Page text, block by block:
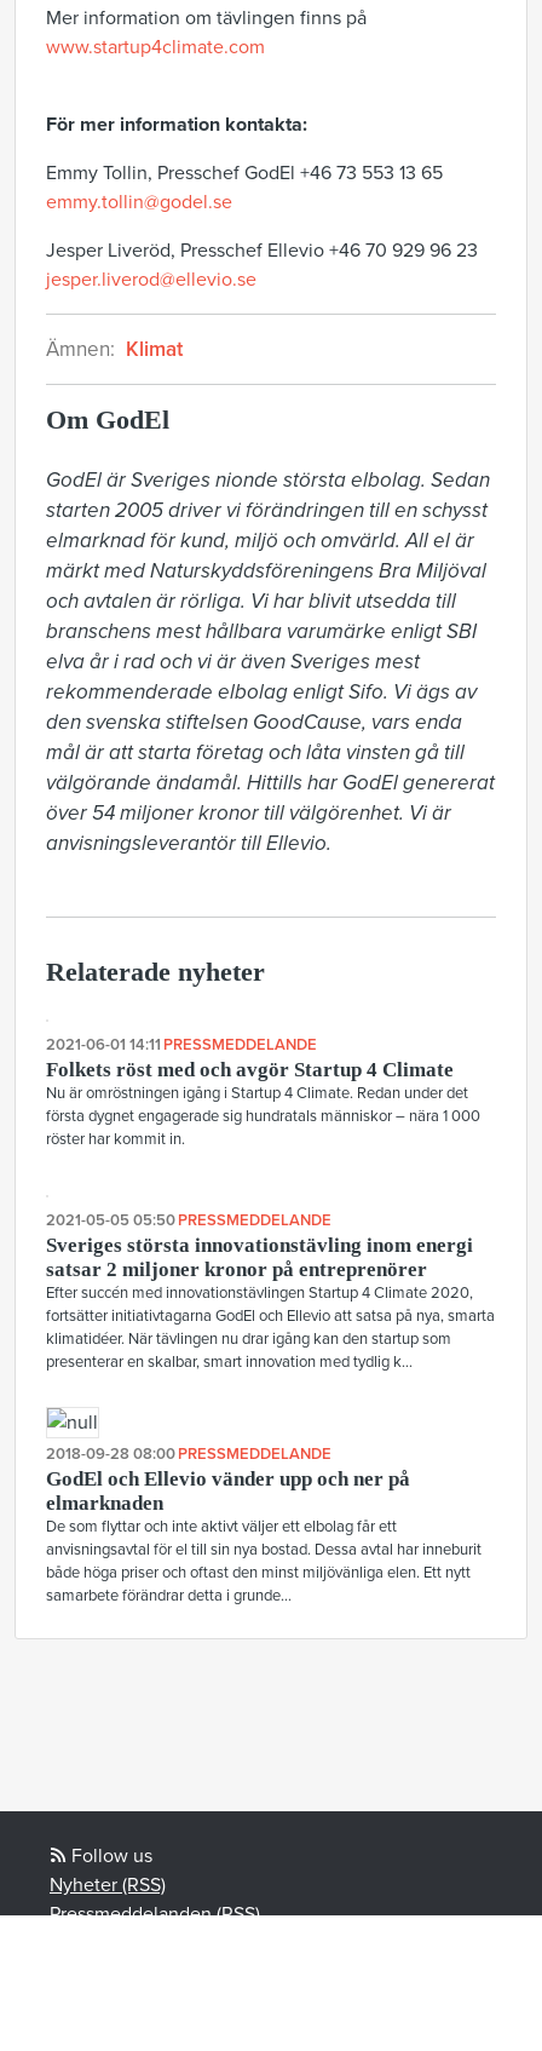
Mer information om tävlingen finns på
www.startup4climate.com
För mer information kontakta:
Emmy Tollin, Presschef GodEl +46 73 553 13 65
emmy.tollin@godel.se
Jesper Liveröd, Presschef Ellevio +46 70 929 96 23
jesper.liverod@ellevio.se
Ämnen: Klimat
Om GodEl
GodEl är Sveriges nionde största elbolag. Sedan
starten 2005 driver vi förändringen till en schysst
elmarknad för kund, miljö och omvärld. All el är
märkt med Naturskyddsföreningens Bra Miljöval
och avtalen är rörliga. Vi har blivit utsedda till
branschens mest hållbara varumärke enligt SBI
elva år i rad och vi är även Sveriges mest
rekommenderade elbolag enligt Sifo. Vi ägs av
den svenska stiftelsen GoodCause, vars enda
mål är att starta företag och låta vinsten gå till
välgörande ändamål. Hittills har GodEl genererat
över 54 miljoner kronor till välgörenhet. Vi är
anvisningsleverantör till Ellevio.
Relaterade nyheter
2021-06-01 14:11 PRESSMEDDELANDE
Folkets röst med och avgör Startup 4 Climate
Nu är omröstningen igång i Startup 4 Climate. Redan under det
första dygnet engagerade sig hundratals människor –​ nära 1 000
röster har kommit in.
2021-05-05 05:50PRESSMEDDELANDE
Sveriges största innovationstävling inom energi
satsar 2 miljoner kronor på entreprenörer
Efter succén med innovationstävlingen Startup 4 Climate 2020,
fortsätter initiativtagarna GodEl och Ellevio att satsa på nya, smarta
klimatidéer. När tävlingen nu drar igång kan den startup som
presenterar en skalbar, smart innovation med tydlig k...
2018-09-28 08:00PRESSMEDDELANDE
GodEl och Ellevio vänder upp och ner på
elmarknaden
De som flyttar och inte aktivt väljer ett elbolag får ett
anvisningsavtal för el till sin nya bostad. Dessa avtal har inneburit
både höga priser och oftast den minst miljövänliga elen. Ett nytt
samarbete förändrar detta i grunde...
Follow us
Nyheter (RSS)
Pressmeddelanden (RSS)